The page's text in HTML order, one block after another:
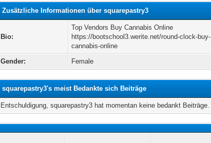
Zusätzliche Informationen über squarepastry3
Bio:
Top Vendors Buy Cannabis Online
https://bootschool3.werite.net/round-clock-buy-
cannabis-online
Gender:
Female
squarepastry3's meist Bedankte sich Beiträge
Entschuldigung, squarepastry3 hat momentan keine bedankt Beiträge.